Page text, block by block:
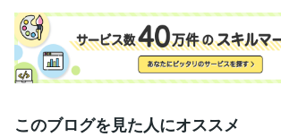
得意分野
学習指導・資格・キャリア相談 オートバイの整備
学歴
このブログを見た人にオススメ